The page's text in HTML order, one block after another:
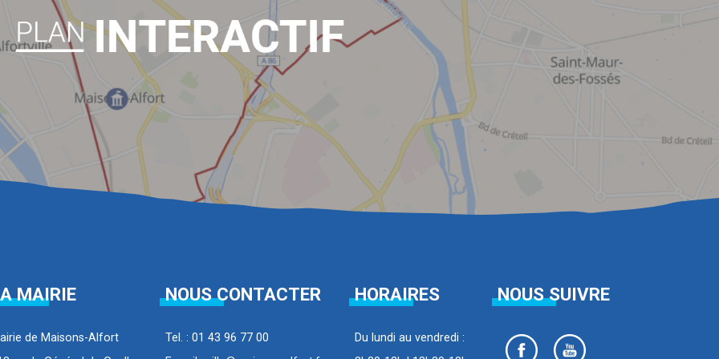
MAIRIE
de Maisons-Alfort
NOUS CONTACTER
Tel. : 01 43 96 77 00
HORAIRES
Du lundi au vendredi :
NOUS SUIVRE